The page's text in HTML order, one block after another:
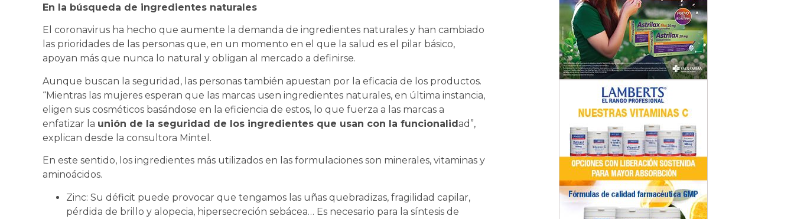
En la búsqueda de ingredientes naturales
El coronavirus ha hecho que aumente la demanda de ingredientes naturales y han cambiado
las prioridades de las personas que, en un momento en el que la salud es el pilar básico,
apoyan más que nunca lo natural y obligan al mercado a definirse.
Aunque buscan la seguridad, las personas también apuestan por la eficacia de los productos.
“Mientras las mujeres esperan que las marcas usen ingredientes naturales, en última instancia,
eligen sus cosméticos basándose en la eficiencia de estos, lo que fuerza a las marcas a
enfatizar la unión de la seguridad de los ingredientes que usan con la funcionalidad”,
explican desde la consultora Mintel.
En este sentido, los ingredientes más utilizados en las formulaciones son minerales, vitaminas y
aminoácidos.
Zinc: Su déficit puede provocar que tengamos las uñas quebradizas, fragilidad capilar,
pérdida de brillo y alopecia, hipersecreción sebácea… Es necesario para la síntesis de